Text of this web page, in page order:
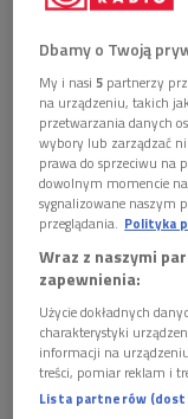
Ewa
ostatnia aktualizacja:
Ewa Milewicz (ur.
przebytym w
wózku. Należy do
Dbamy o Twoją
My i nasi5 partnerzy
na urządzeniu, takich
przetwarzania danych
wybory lub zarządzać
prawa do sprzeciwu na
dowolnym momencie
sygnalizowane naszym
przeglądania. Polityka
Wraz z naszymi
zapewnienia:
Użycie dokładnych
charakterystyki
informacji na
treści, pomiar reklam i
Lista partnerów